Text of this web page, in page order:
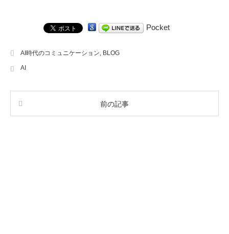
Pocket
AI時代のコミュニケーション, BLOG
AI
前の記事